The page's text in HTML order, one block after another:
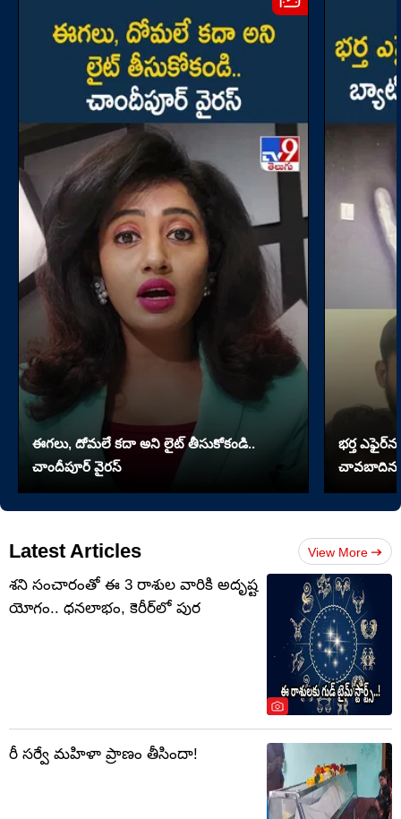
ఈగలు, దోమలే కదా అని లైట్ తీసుకోకండి..
చాందీపూర్ వైరస్
భర్త
చావబాదిన
Latest Articles View More
శని సంచారంతో ఈ 3 రాశుల వారికి అదృష్ట
యోగం.. ధనలాభం, కెరీర్‌లో పుర
రీ సర్వే మహిళా ప్రాణం తీసిందా!